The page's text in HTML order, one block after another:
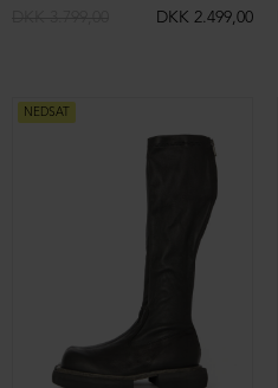
DKK 2.499,00
NEDSAT